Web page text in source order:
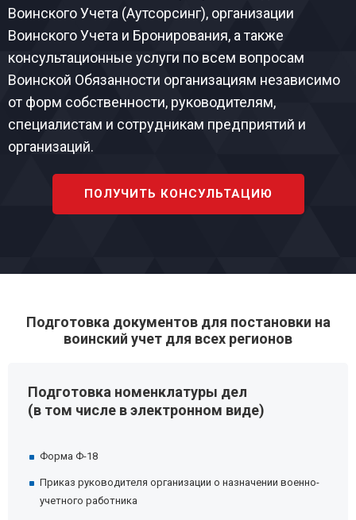
Воинского Учета (Аутсорсинг), организации
Воинского Учета и Бронирования, а также
консультационные услуги по всем вопросам
Воинской Обязанности организациям независимо
от форм собственности, руководителям,
специалистам и сотрудникам предприятий и
организаций.
ПОЛУЧИТЬ КОНСУЛЬТАЦИЮ
Подготовка документов для постановки на
воинский учет для всех регионов
Подготовка номенклатуры дел
(в том числе в электронном виде)
Форма Ф-18
Приказ руководителя организации о назначении военно-
учетного работника